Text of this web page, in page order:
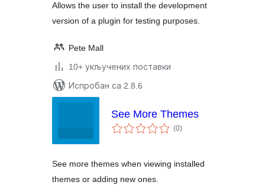
Allows the user to install the development
version of a plugin for testing purposes.
Pete Mall
10+ укључених поставки
Испробан са 2.8.6
See More Themes
(0укупних
оцена
)
See more themes when viewing installed
themes or adding new ones.